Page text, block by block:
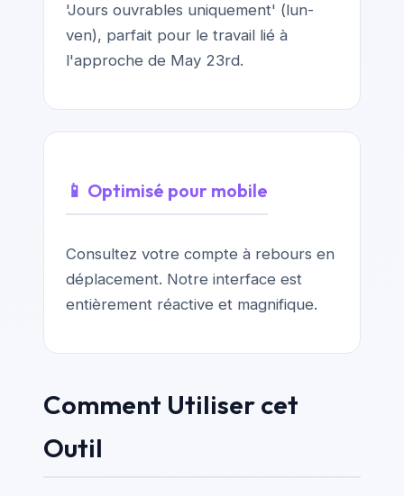
'Jours ouvrables uniquement' (lun-
ven), parfait pour le travail lié à
l'approche de May 23rd.
📱 Optimisé pour mobile
Consultez votre compte à rebours en
déplacement. Notre interface est
entièrement réactive et magnifique.
Comment Utiliser cet
Outil